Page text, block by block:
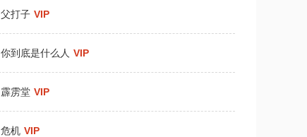
打子 VIP
到底是什么人 VIP
雳堂 VIP
机 VIP